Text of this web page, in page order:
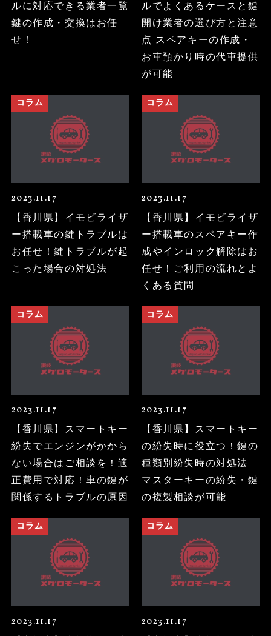
ルに対応できる業者一覧
鍵の作成・交換はお任
せ！
ルでよくあるケースと鍵
開け業者の選び方と注意
点 スペアキーの作成・
お車預かり時の代車提供
が可能
コラム
2023.11.17
【香川県】イモビライザ
ー搭載車の鍵トラブルは
お任せ！鍵トラブルが起
こった場合の対処法
コラム
2023.11.17
【香川県】イモビライザ
ー搭載車のスペアキー作
成やインロック解除はお
任せ！ご利用の流れとよ
くある質問
コラム
2023.11.17
【香川県】スマートキー
紛失でエンジンがかから
ない場合はご相談を！適
正費用で対応！車の鍵が
関係するトラブルの原因
コラム
2023.11.17
【香川県】スマートキー
の紛失時に役立つ！鍵の
種類別紛失時の対処法
マスターキーの紛失・鍵
の複製相談が可能
コラム
2023.11.17
コラム
2023.11.17